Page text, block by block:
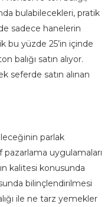
bulabilecekleri, pratik
sadece hanelerin
bu yüzde 25’in içinde
balığı satın alıyor.
seferde satın alınan
parlak
uygulamaları
kalitesi konusunda
bilinçlendirilmesi
ile ne tarz yemekler